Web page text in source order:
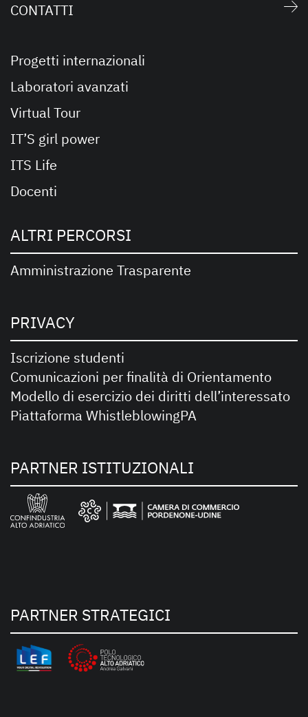
CONTATTI
Progetti internazionali
Laboratori avanzati
Virtual Tour
IT’S girl power
ITS Life
Docenti
ALTRI PERCORSI
Amministrazione Trasparente
PRIVACY
Iscrizione studenti
Comunicazioni per finalità di Orientamento
Modello di esercizio dei diritti dell’interessato
Piattaforma WhistleblowingPA
PARTNER ISTITUZIONALI
PARTNER STRATEGICI